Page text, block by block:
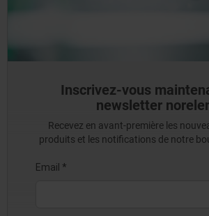
Inscrivez-vous
newsletter
Recevez en avant-première les
produits et les notifications de notre